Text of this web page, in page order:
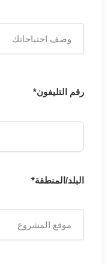
رقم التليفون*
البلد/المنطقة*